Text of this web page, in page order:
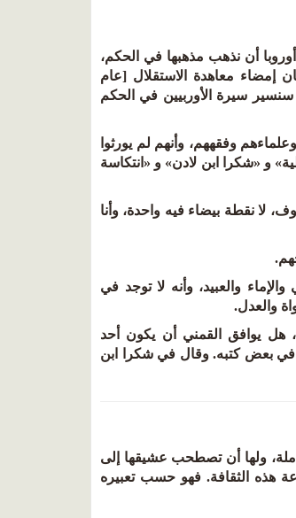
مستقبل الثقافة في مصر (1/ 36 - 37): التزمنا أمام أوروبا أن نذهب مذهبها في الحكم،
إمضاء معاهدة الاستقلال [عام
سنسير سيرة الأوربيين في الحكم
وفقههم، وأنهم لم يورثوا
و «شكرا ابن لادن» و «انتكاسة
لا نقطة بيضاء فيه واحدة، وأنا
والعبيد، وأنه لا توجد في
والعدل.
هل يوافق القمني أن يكون أحد
في بعض كتبه. وقال في شكرا ابن
ولها أن تصطحب عشيقها إلى
هذه الثقافة. فهو حسب تعبيره